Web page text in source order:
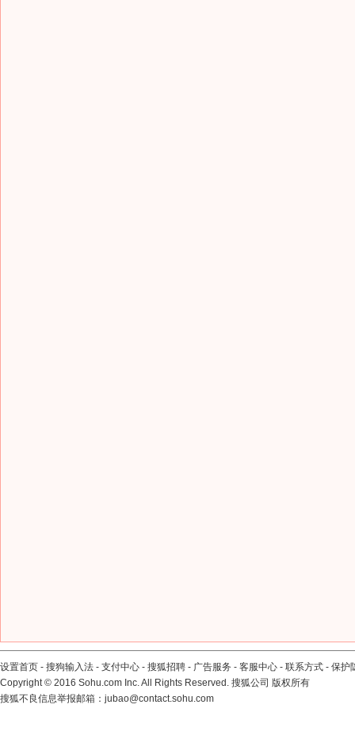
设置首页 - 搜狗输入法 - 支付中心 - 搜狐招聘 - 广告服务 - 客服中心 - 联系方式 - 保护
Copyright© 2016 Sohu.com Inc. All Rights Reserved. 搜狐公司 版权所有
搜狐不良信息举报邮箱： jubao@contact.sohu.com